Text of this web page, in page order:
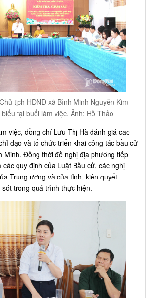
tịch HĐND xã Bình Minh Nguyễn Kim
tại buổi làm việc. Ảnh: Hồ Thảo
việc, đồng chí Lưu Thị Hà đánh giá cao
đạo và tổ chức triển khai công tác bầu cử
Minh. Đồng thời đề nghị địa phương tiếp
các quy định của Luật Bầu cử, các nghị
Trung ương và của tỉnh, kiên quyết
trong quá trình thực hiện.